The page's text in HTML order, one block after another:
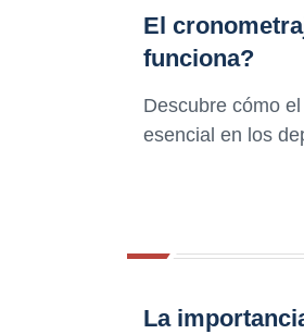
El
funciona?
Descubre cómo
esencial en los
La